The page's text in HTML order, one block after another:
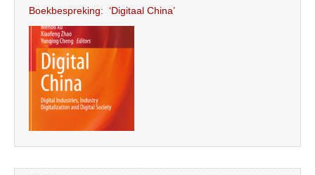
Boekbespreking: ‘Digitaal China’